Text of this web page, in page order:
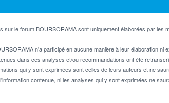
le forum BOURSORAMA sont uniquement élaborées par les
n'a participé en aucune manière à leur élaboration ni
dans ces analyses et/ou recommandations ont été
qui y sont exprimées sont celles de leurs auteurs et ne
contenue, ni les analyses qui y sont exprimées ne